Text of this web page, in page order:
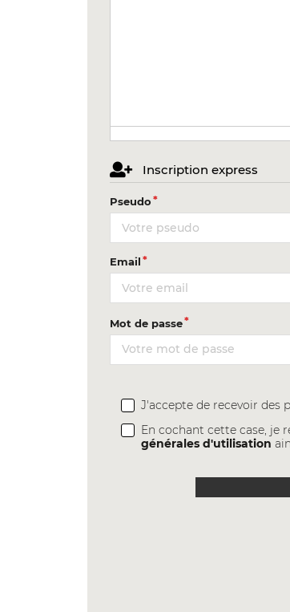
Inscription express
Pseudo
Email
Mot de passe
J'accepte de recevoir des
En cochant cette case, je
générales d'utilisation